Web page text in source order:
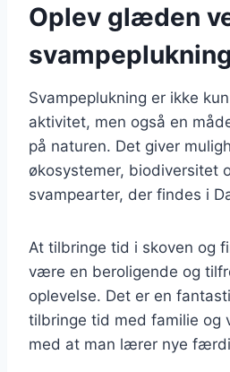
Oplev glæden
Svampeplukning er ikke
aktivitet, men også en
på naturen. Det giver
økosystemer, biodiversitet
svampearter, der findes i
At tilbringe tid i skoven og
være en beroligende og
oplevelse. Det er en
tilbringe tid med familie og
med at man lærer nye